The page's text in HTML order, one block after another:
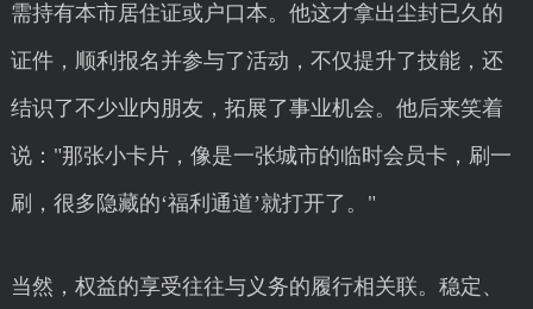
需持有本市居住证或户口本。他这才拿出尘封已久的
证件，顺利报名并参与了活动，不仅提升了技能，还
结识了不少业内朋友，拓展了事业机会。他后来笑着
说："那张小卡片，像是一张城市的临时会员卡，刷一
刷，很多隐藏的‘福利通道’就打开了。"
当然，权益的享受往往与义务的履行相关联。稳定、